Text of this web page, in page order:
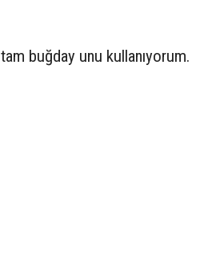
buğday unu kullanıyorum.